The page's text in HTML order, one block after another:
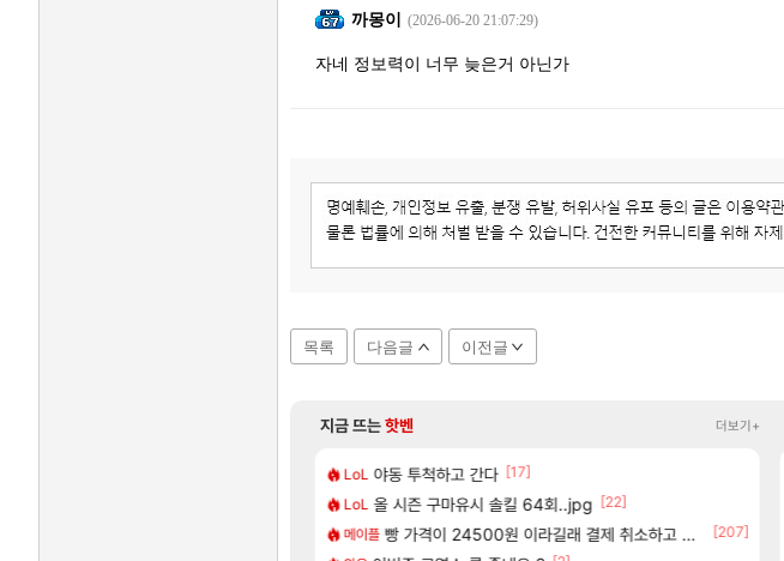
까몽이 (2026-06-20 21:07:29)
자네 정보력이 너무 늦은거 아닌가
목록 다음글 이전글
지금 뜨는핫벤 더보기+
LoL 야동 투척하고 간다 [17]
LoL 올 시즌 구마유시 솔킬 64회..jpg [22]
메이플 빵 가격이 24500원 이라길래 결제 취소하고 나왔다
[207]
비스트 비스트 오브 리인카네이션 정보/공략글 모음
리싱크드 리싱크드 1.06 패치노트 (8/5)
여행 동해바다 추암해수욕장